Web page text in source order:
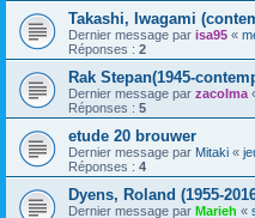
Takashi, Iwagami
Dernier message par isa95 «
Réponses : 2
Rak Stepan(1945-
Dernier message par zacolma
Réponses : 5
etude 20 brouwer
Dernier message par Mitaki «
Réponses : 4
Dyens, Roland (1955-
Dernier message par Marieh «